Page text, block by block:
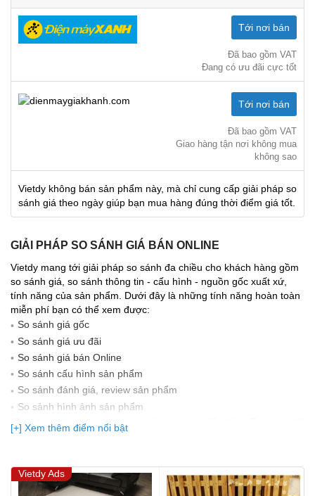
Tới nơi bán
Đã bao gồm VAT
Đang có ưu đãi cực tốt
Tới nơi bán
Đã bao gồm VAT
Giao hàng tận nơi không mua
không sao
Vietdy không bán sản phẩm này, mà chỉ cung cấp giải pháp so
sánh giá theo ngày giúp bạn mua hàng đúng thời điểm giá tốt.
GIẢI PHÁP SO SÁNH GIÁ BÁN ONLINE
Vietdy mang tới giải pháp so sánh đa chiều cho khách hàng gồm
so sánh giá, so sánh thông tin - cấu hình - nguồn gốc xuất xứ,
tính năng của sản phẩm. Dưới đây là những tính năng hoàn toàn
miễn phí bạn có thể xem được:
So sánh giá gốc
So sánh giá ưu đãi
So sánh giá bán Online
So sánh cấu hình sản phẩm
So sánh đánh giá, review sản phẩm
So sảnh hình ảnh sản phẩm
(Bạn đang được xem so sánh giá, xem giá biến động Realtime 10
lần cập nhật gần nhất)
[+] Xem thêm điểm nổi bật
Vietdy Ads